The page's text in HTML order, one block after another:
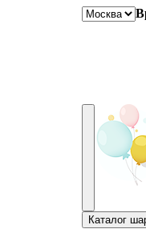
Каталог